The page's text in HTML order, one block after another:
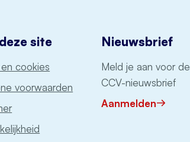
site
cookies
voorwaarden
Nieuwsbrief
Meld je aan voor de
CCV-nieuwsbrief
Aanmelden